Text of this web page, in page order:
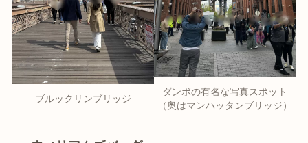
ブルックリンブリッジ
ダンボの有名な写真スポット
（奥はマンハッタンブリッジ）